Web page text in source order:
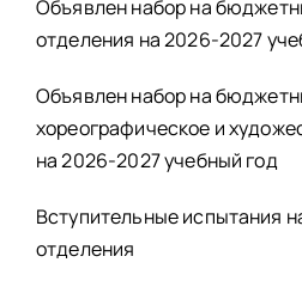
Объявлен набор на
отделения на 2026-2027
Объявлен набор на
хореографическое и
на 2026-2027 учебный год
Вступительные испытания
отделения